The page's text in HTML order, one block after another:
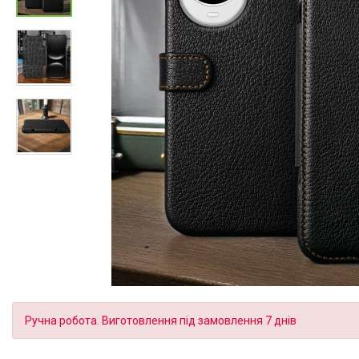
Ручна робота. Виготовлення під замовлення 7 днів